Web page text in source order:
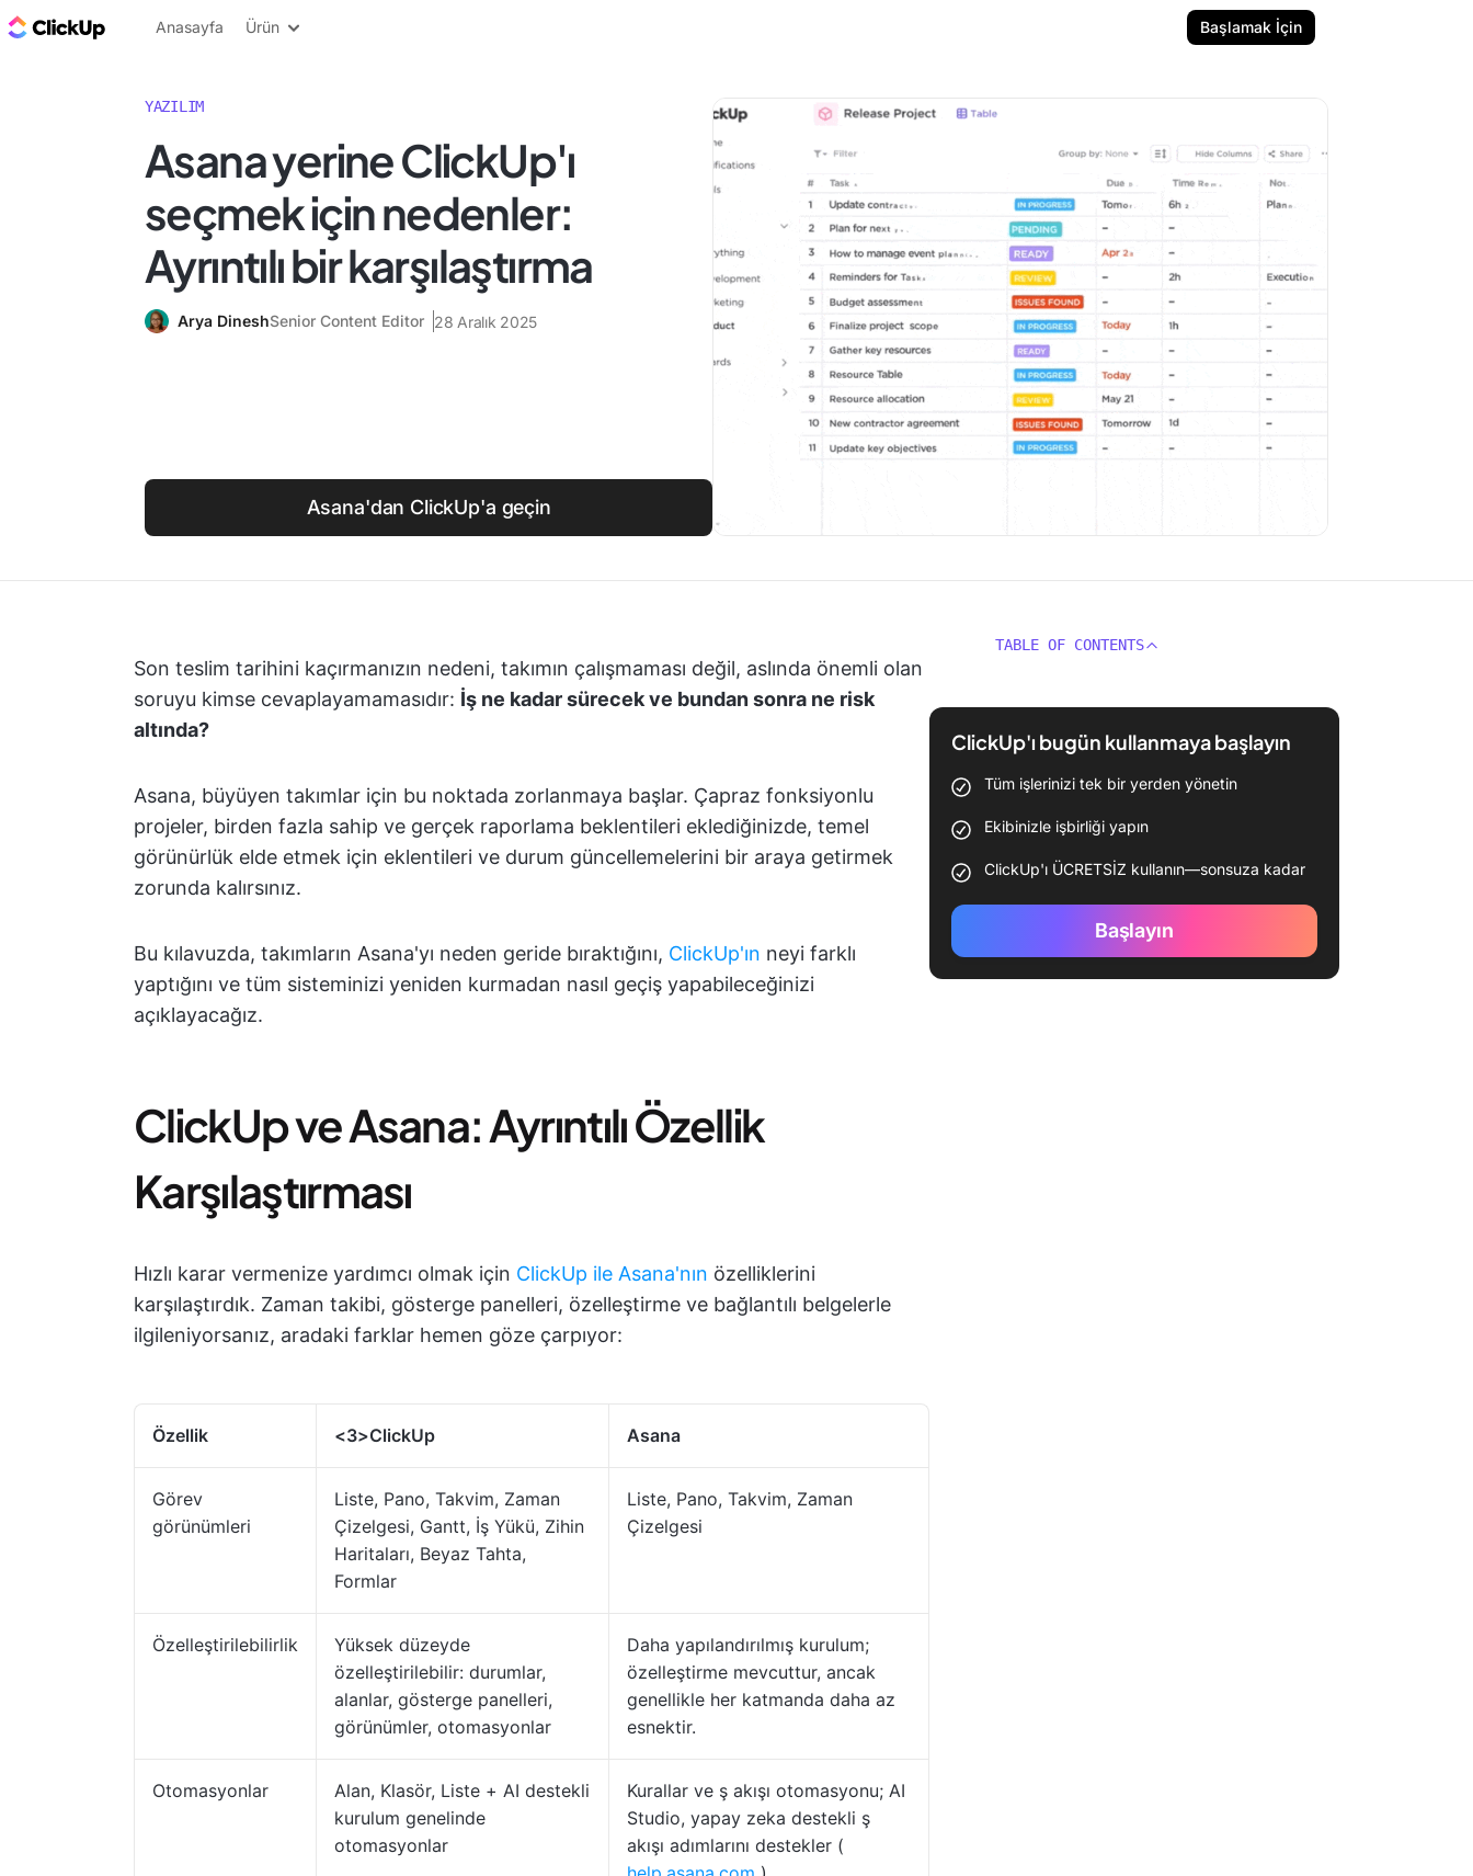
ClickUp Blog
Anasayfa Ürün Başlamak İçin
YAZILIM
Asana yerine ClickUp'ı
seçmek için nedenler:
Ayrıntılı bir karşılaştırma
Arya DineshSenior Content Editor 28 Aralık 2025
Asana'dan ClickUp'a geçin
Son teslim tarihini kaçırmanızın nedeni, takımın çalışmaması değil, aslında önemli olan
soruyu kimse cevaplayamamasıdır: İş ne kadar sürecek ve bundan sonra ne risk
altında?
Asana, büyüyen takımlar için bu noktada zorlanmaya başlar. Çapraz fonksiyonlu
projeler, birden fazla sahip ve gerçek raporlama beklentileri eklediğinizde, temel
görünürlük elde etmek için eklentileri ve durum güncellemelerini bir araya getirmek
zorunda kalırsınız.
Bu kılavuzda, takımların Asana'yı neden geride bıraktığını, ClickUp'ın neyi farklı
yaptığını ve tüm sisteminizi yeniden kurmadan nasıl geçiş yapabileceğinizi
açıklayacağız.
ClickUp ve Asana: Ayrıntılı Özellik
Karşılaştırması
Hızlı karar vermenize yardımcı olmak için ClickUp ile Asana'nın özelliklerini
karşılaştırdık. Zaman takibi, gösterge panelleri, özelleştirme ve bağlantılı belgelerle
ilgileniyorsanız, aradaki farklar hemen göze çarpıyor:
Özellik <3>ClickUp Asana
Görev
görünümleri
Liste, Pano, Takvim, Zaman
Çizelgesi, Gantt, İş Yükü, Zihin
Haritaları, Beyaz Tahta,
Formlar
Liste, Pano, Takvim, Zaman
Çizelgesi
Özelleştirilebilirlik
Yüksek düzeyde
özelleştirilebilir: durumlar,
alanlar, gösterge panelleri,
görünümler, otomasyonlar
Daha yapılandırılmış kurulum;
özelleştirme mevcuttur, ancak
genellikle her katmanda daha az
esnektir.
Otomasyonlar
Alan, Klasör, Liste + AI destekli
kurulum genelinde
otomasyonlar
Kurallar ve ş akışı otomasyonu; AI
Studio, yapay zeka destekli ş
akışı adımlarını destekler (
TABLE OF CONTENTS
ClickUp'ı bugün kullanmaya başlayın
Tüm işlerinizi tek bir yerden yönetin
Ekibinizle işbirliği yapın
ClickUp'ı ÜCRETSİZ kullanın—sonsuza kadar
Başlayın